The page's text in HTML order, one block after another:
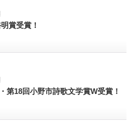
賞受賞！
第18回小野市詩歌文学賞W受賞！